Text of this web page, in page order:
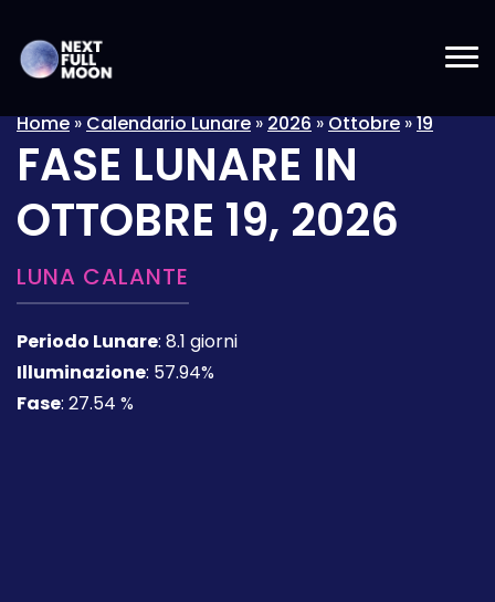
Home»Calendario Lunare»2026»Ottobre»19
FASE LUNARE IN
OTTOBRE 19, 2026
LUNA CALANTE
Periodo Lunare: 8.1 giorni
Illuminazione: 57.94%
Fase: 27.54 %